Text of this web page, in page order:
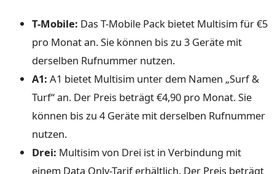
T-Mobile: Das T-Mobile Pack bietet Multisim für €5
pro Monat an. Sie können bis zu 3 Geräte mit
derselben Rufnummer nutzen.
A1: A1 bietet Multisim unter dem Namen „Surf &
Turf“ an. Der Preis beträgt €4,90 pro Monat. Sie
können bis zu 4 Geräte mit derselben Rufnummer
nutzen.
Drei: Multisim von Drei ist in Verbindung mit
einem Data Only-Tarif erhältlich. Der Preis beträgt